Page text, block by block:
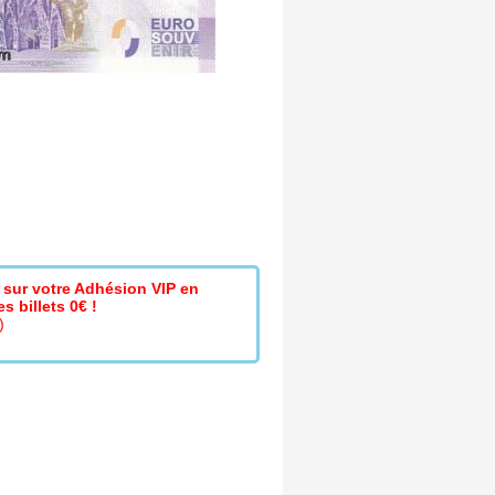
votre Adhésion VIP en
billets 0€ !